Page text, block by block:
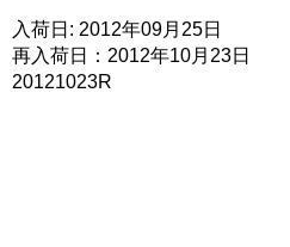
入荷日: 2012年09月25日
再入荷日：2012年10月23日
20121023R